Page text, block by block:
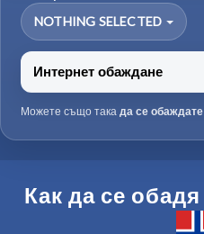
NOTHING SELECTED
Интернет обаждане
Можете също така да се
Как да се